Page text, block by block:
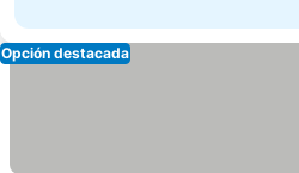
Opción destacada